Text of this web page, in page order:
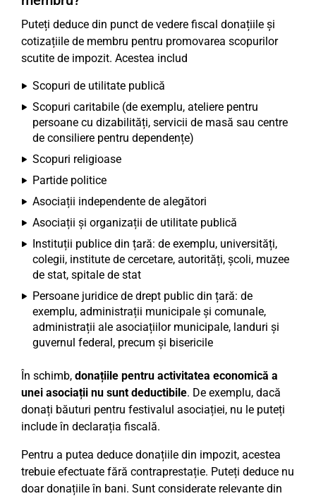
Puteți deduce din punct de vedere fiscal donațiile și
cotizațiile de membru pentru promovarea scopurilor
scutite de impozit. Acestea includ
Scopuri de utilitate publică
Scopuri caritabile (de exemplu, ateliere pentru
persoane cu dizabilități, servicii de masă sau centre
de consiliere pentru dependențe)
Scopuri religioase
Partide politice
Asociații independente de alegători
Asociații și organizații de utilitate publică
Instituții publice din țară: de exemplu, universități,
colegii, institute de cercetare, autorități, școli, muzee
de stat, spitale de stat
Persoane juridice de drept public din țară: de
exemplu, administrații municipale și comunale,
administrații ale asociațiilor municipale, landuri și
guvernul federal, precum și bisericile
În schimb, donațiile pentru activitatea economică a
unei asociații nu sunt deductibile. De exemplu, dacă
donați băuturi pentru festivalul asociației, nu le puteți
include în declarația fiscală.
Pentru a putea deduce donațiile din impozit, acestea
trebuie efectuate fără contraprestație. Puteți deduce nu
doar donațiile în bani. Sunt considerate relevante din